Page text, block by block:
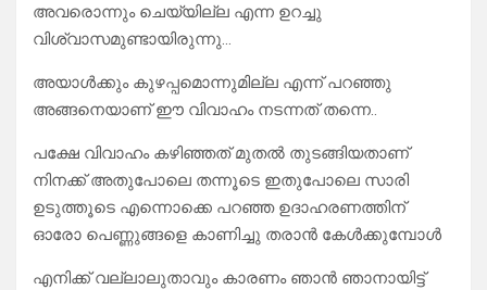
അവരൊന്നും ചെയ്യില്ല എന്ന ഉറച്ചു
വിശ്വാസമുണ്ടായിരുന്നു…
അയാൾക്കും കുഴപ്പമൊന്നുമില്ല എന്ന് പറഞ്ഞു
അങ്ങനെയാണ് ഈ വിവാഹം നടന്നത് തന്നെ..
പക്ഷേ വിവാഹം കഴിഞ്ഞത് മുതൽ തുടങ്ങിയതാണ്
നിനക്ക് അതുപോലെ തന്നൂടെ ഇതുപോലെ സാരി
ഉടുത്തൂടെ എന്നൊക്കെ പറഞ്ഞ ഉദാഹരണത്തിന്
ഓരോ പെണ്ണുങ്ങളെ കാണിച്ചു തരാൻ കേൾക്കുമ്പോൾ
എനിക്ക് വല്ലാലുതാവും കാരണം ഞാൻ ഞാനായിട്ട്